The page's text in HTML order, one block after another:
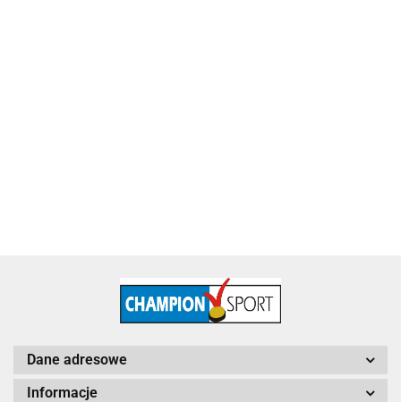
Dane adresowe
Informacje